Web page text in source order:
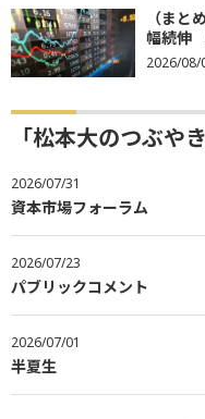
（まと
幅続伸
2026/08/
「松本大のつぶや
2026/07/31
資本市場フォーラム
2026/07/23
パブリックコメント
2026/07/01
半夏生